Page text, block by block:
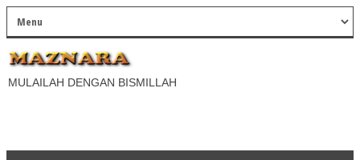
MULAILAH DENGAN BISMILLAH